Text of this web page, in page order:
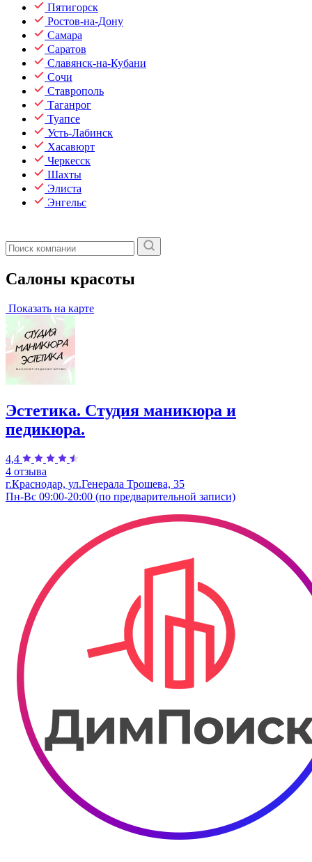
Пятигорск
Ростов-на-Дону
Самара
Саратов
Славянск-на-Кубани
Сочи
Ставрополь
Таганрог
Туапсе
Усть-Лабинск
Хасавюрт
Черкесск
Шахты
Элиста
Энгельс
Салоны красоты
Показать на карте
Эстетика. Студия маникюра и
педикюра.
4,4
4 отзыва
г.Краснодар, ул.Генерала Трошева, 35
Пн-Вс 09:00-20:00 (по предварительной записи)